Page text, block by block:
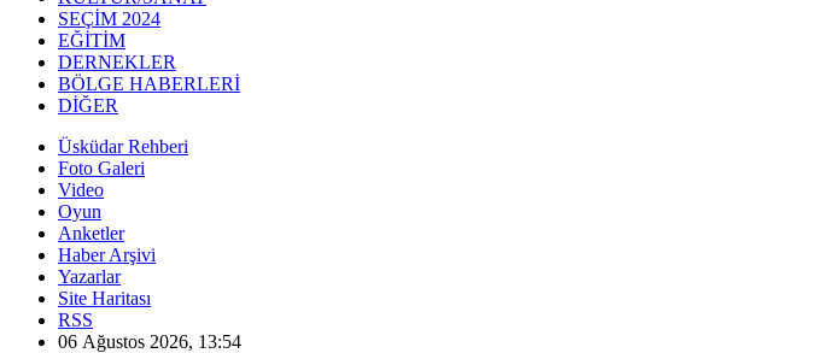
SEÇİM 2024
EĞİTİM
DERNEKLER
BÖLGE HABERLERİ
DİĞER
Üsküdar Rehberi
Foto Galeri
Video
Oyun
Anketler
Haber Arşivi
Yazarlar
Site Haritası
RSS
06 Ağustos 2026, 13:54